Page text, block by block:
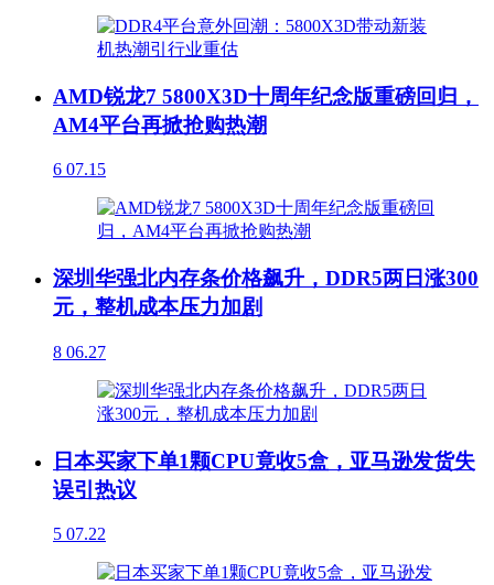
AMD锐龙7 5800X3D十周年纪念版重磅回归，
AM4平台再掀抢购热潮
6 07.15
深圳华强北内存条价格飙升，DDR5两日涨300
元，整机成本压力加剧
8 06.27
日本买家下单1颗CPU竟收5盒，亚马逊发货失
误引热议
5 07.22